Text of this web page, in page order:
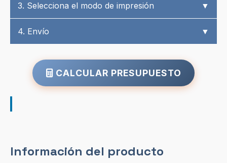
3. Selecciona el modo de impresión ▼
4. Envío ▼
CALCULAR PRESUPUESTO
Información del producto